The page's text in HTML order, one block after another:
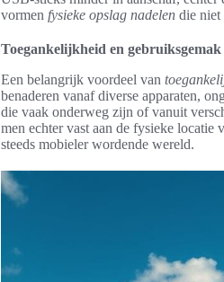
vormen fysieke opslag nadelen die niet
Toegankelijkheid en gebruiksgemak
Een belangrijk voordeel van
benaderen vanaf diverse apparaten,
die vaak onderweg zijn of vanuit
men echter vast aan de fysieke locatie
steeds mobieler wordende wereld.